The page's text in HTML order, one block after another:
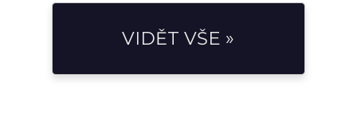
VIDĚT VŠE »